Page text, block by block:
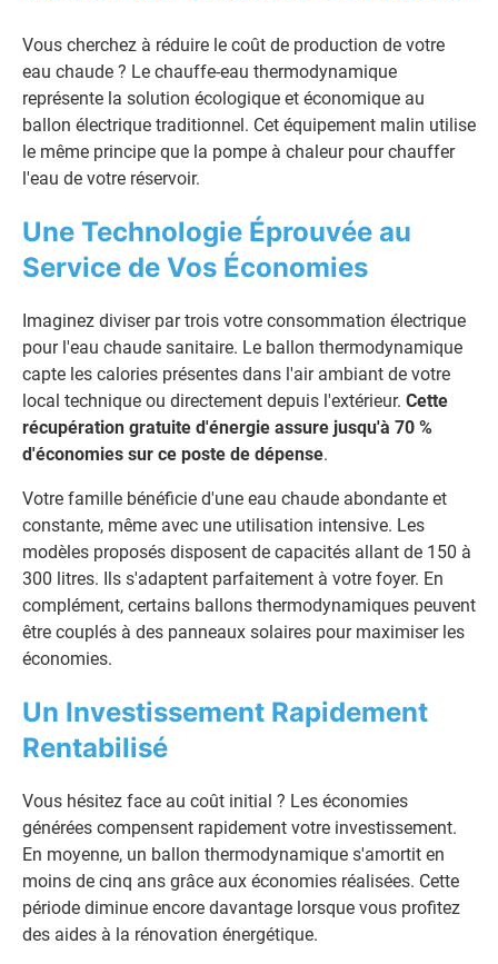
Vous cherchez à réduire le coût de production de votre
eau chaude ? Le chauffe-eau thermodynamique
représente la solution écologique et économique au
ballon électrique traditionnel. Cet équipement malin utilise
le même principe que la pompe à chaleur pour chauffer
l'eau de votre réservoir.
Une Technologie Éprouvée au
Service de Vos Économies
Imaginez diviser par trois votre consommation électrique
pour l'eau chaude sanitaire. Le ballon thermodynamique
capte les calories présentes dans l'air ambiant de votre
local technique ou directement depuis l'extérieur. Cette
récupération gratuite d'énergie assure jusqu'à 70 %
d'économies sur ce poste de dépense.
Votre famille bénéficie d'une eau chaude abondante et
constante, même avec une utilisation intensive. Les
modèles proposés disposent de capacités allant de 150 à
300 litres. Ils s'adaptent parfaitement à votre foyer. En
complément, certains ballons thermodynamiques peuvent
être couplés à des panneaux solaires pour maximiser les
économies.
Un Investissement Rapidement
Rentabilisé
Vous hésitez face au coût initial ? Les économies
générées compensent rapidement votre investissement.
En moyenne, un ballon thermodynamique s'amortit en
moins de cinq ans grâce aux économies réalisées. Cette
période diminue encore davantage lorsque vous profitez
des aides à la rénovation énergétique.